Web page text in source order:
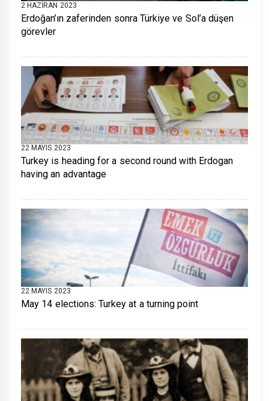
2 HAZIRAN 2023
Erdoğan’ın zaferinden sonra Türkiye ve Sol’a düşen
görevler
22 MAYIS 2023
Turkey is heading for a second round with Erdogan
having an advantage
22 MAYIS 2023
May 14 elections: Turkey at a turning point